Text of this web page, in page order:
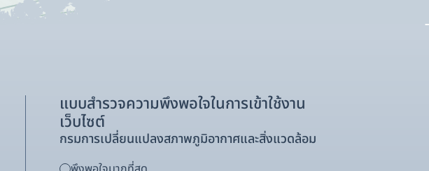
แบบสำรวจความพึงพอใจในการเข้าใช้งาน
เว็บไซต์
กรมการเปลี่ยนแปลงสภาพภูมิอากาศและสิ่งแวดล้อม